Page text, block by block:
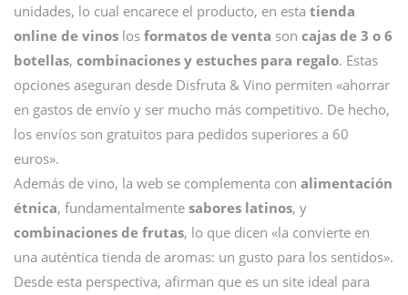
unidades, lo cual encarece el producto, en esta tienda
online de vinos los formatos de venta son cajas de 3 o 6
botellas, combinaciones y estuches para regalo. Estas
opciones aseguran desde Disfruta & Vino permiten «ahorrar
en gastos de envío y ser mucho más competitivo. De hecho,
los envíos son gratuitos para pedidos superiores a 60
euros».
Además de vino, la web se complementa con alimentación
étnica, fundamentalmente sabores latinos, y
combinaciones de frutas, lo que dicen «la convierte en
una auténtica tienda de aromas: un gusto para los sentidos».
Desde esta perspectiva, afirman que es un site ideal para